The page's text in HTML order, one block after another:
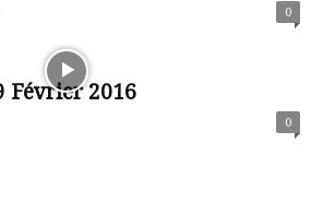
0
Février 2016
0